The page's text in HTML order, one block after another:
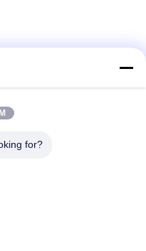
Гуандун, Китай.
for?